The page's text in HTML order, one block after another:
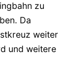
zu
Da
weiter
und weitere